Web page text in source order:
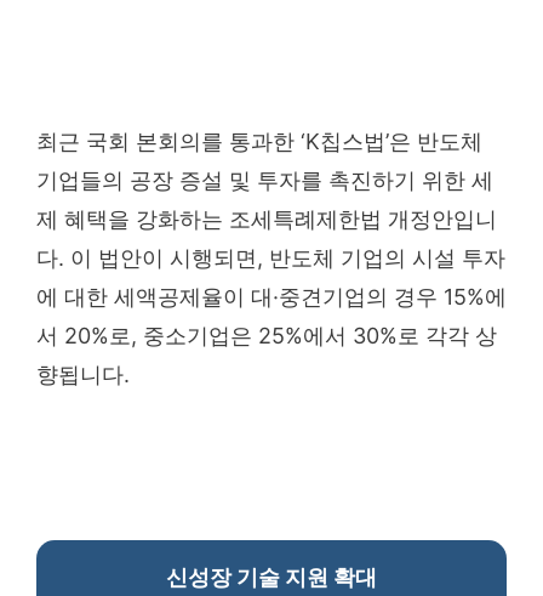
최근 국회 본회의를 통과한 ‘K칩스법’은 반도체
기업들의 공장 증설 및 투자를 촉진하기 위한 세
제 혜택을 강화하는 조세특례제한법 개정안입니
다. 이 법안이 시행되면, 반도체 기업의 시설 투자
에 대한 세액공제율이 대·중견기업의 경우 15%에
서 20%로, 중소기업은 25%에서 30%로 각각 상
향됩니다.
신성장 기술 지원 확대